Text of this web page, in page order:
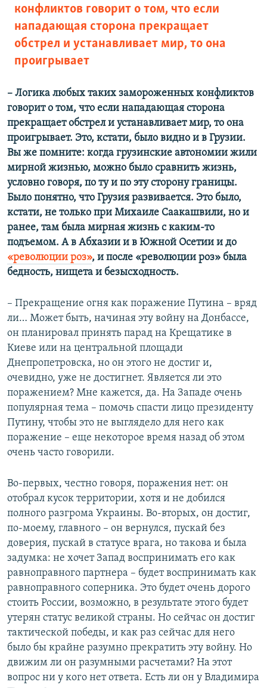
конфликтов говорит о том, что если
нападающая сторона прекращает
обстрел и устанавливает мир, то она
проигрывает
– Логика любых таких замороженных конфликтов
говорит о том, что если нападающая сторона
прекращает обстрел и устанавливает мир, то она
проигрывает. Это, кстати, было видно и в Грузии.
Вы же помните: когда грузинские автономии жили
мирной жизнью, можно было сравнить жизнь,
условно говоря, по ту и по эту сторону границы.
Было понятно, что Грузия развивается. Это было,
кстати, не только при Михаиле Саакашвили, но и
ранее, там была мирная жизнь с каким-то
подъемом. А в Абхазии и в Южной Осетии и до
«революции роз», и после «революции роз» была
бедность, нищета и безысходность.
–​ Прекращение огня как поражение Путина – вряд
ли… Может быть, начиная эту войну на Донбассе,
он планировал принять парад на Крещатике в
Киеве или на центральной площади
Днепропетровска, но он этого не достиг и,
очевидно, уже не достигнет. Является ли это
поражением? Мне кажется, да. На Западе очень
популярная тема – помочь спасти лицо президенту
Путину, чтобы это не выглядело для него как
поражение – еще некоторое время назад об этом
очень часто говорили.
Во-первых, честно говоря, поражения нет: он
отобрал кусок территории, хотя и не добился
полного разгрома Украины. Во-вторых, он достиг,
по-моему, главного – он вернулся, пускай без
доверия, пускай в статусе врага, но такова и была
задумка: не хочет Запад воспринимать его как
равноправного партнера – будет воспринимать как
равноправного соперника. Это будет очень дорого
стоить России, возможно, в результате этого будет
утерян статус великой страны. Но сейчас он достиг
тактической победы, и как раз сейчас для него
было бы крайне разумно прекратить эту войну. Но
движим ли он разумными расчетами? На этот
вопрос ни у кого нет ответа. Есть ли он у Владимира